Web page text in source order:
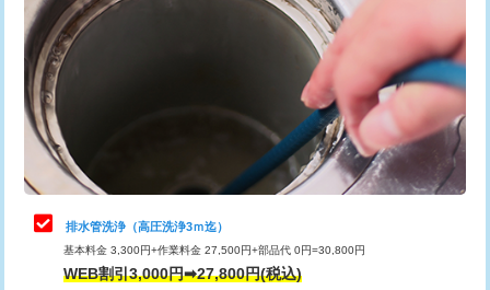
給水管工事※（ライニング鋼管・銅
管・ポリ管・HT管使用/3ｍ超え)
+8,800円
排水管工事（土の掘削・埋め戻し作
業）
11,000円~
排水管工事（排水管工事/3ｍまで） 55,000円
排水管工事（追加 排水管工事/3ｍ超
え）
マス交換（土の掘削・埋め戻し作業）
カメラ調査 33,000円
桝清掃 8,800円
止水・漏水調査・防水処理・清掃・修
理・調整・分解・加工など（軽作業）
11,000円
止水・漏水調査・防水処理・清掃・修
理・調整・分解・加工など（中作業）
22,000円
止水・漏水調査・防水処理・清掃・修
理・調整・分解・加工など（重作業）
33,000円
排水管洗浄（高圧洗浄3ｍ迄）
基本料金 3,300円+作業料金 27,500円+部品代 0円=30,800円
WEB割引3,000円➡27,800円(税込)